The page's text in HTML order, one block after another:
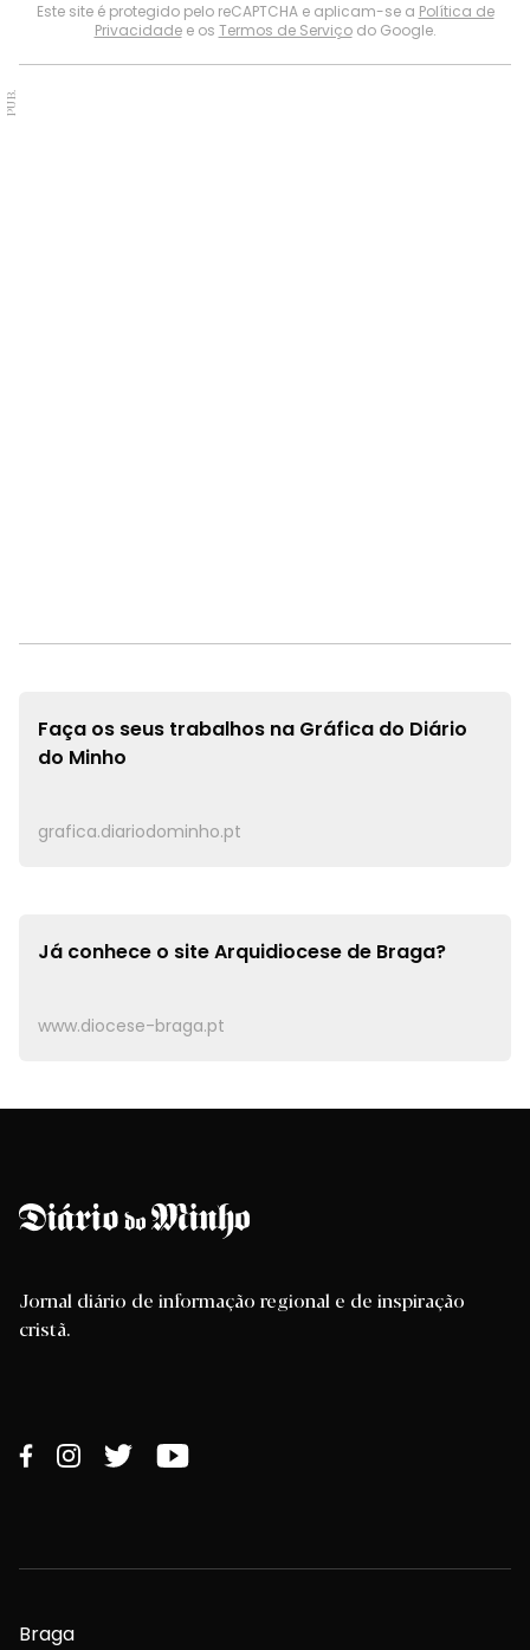
Este site é protegido pelo reCAPTCHA e aplicam-se a Política de
Privacidadee os Termos de Serviçodo Google.
PUB.
Faça os seus trabalhos na Gráfica do Diário
do Minho
grafica.diariodominho.pt
Já conhece o siteArquidiocese de Braga?
www.diocese-braga.pt
Jornal diário de informação regional e de inspiração
cristã.
Braga